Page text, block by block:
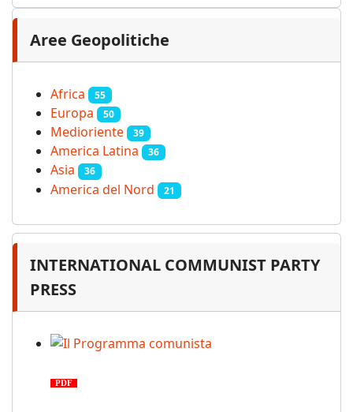
Aree Geopolitiche
Africa 55
Europa 50
Medioriente 39
America Latina 36
Asia 36
America del Nord 21
INTERNATIONAL COMMUNIST PARTY
PRESS
PDF